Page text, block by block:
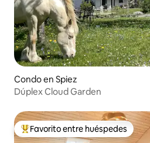
Condo en Spiez
Dúplex Cloud Garden
Favorito entre huéspedes preferido
Favorito entre huéspedes